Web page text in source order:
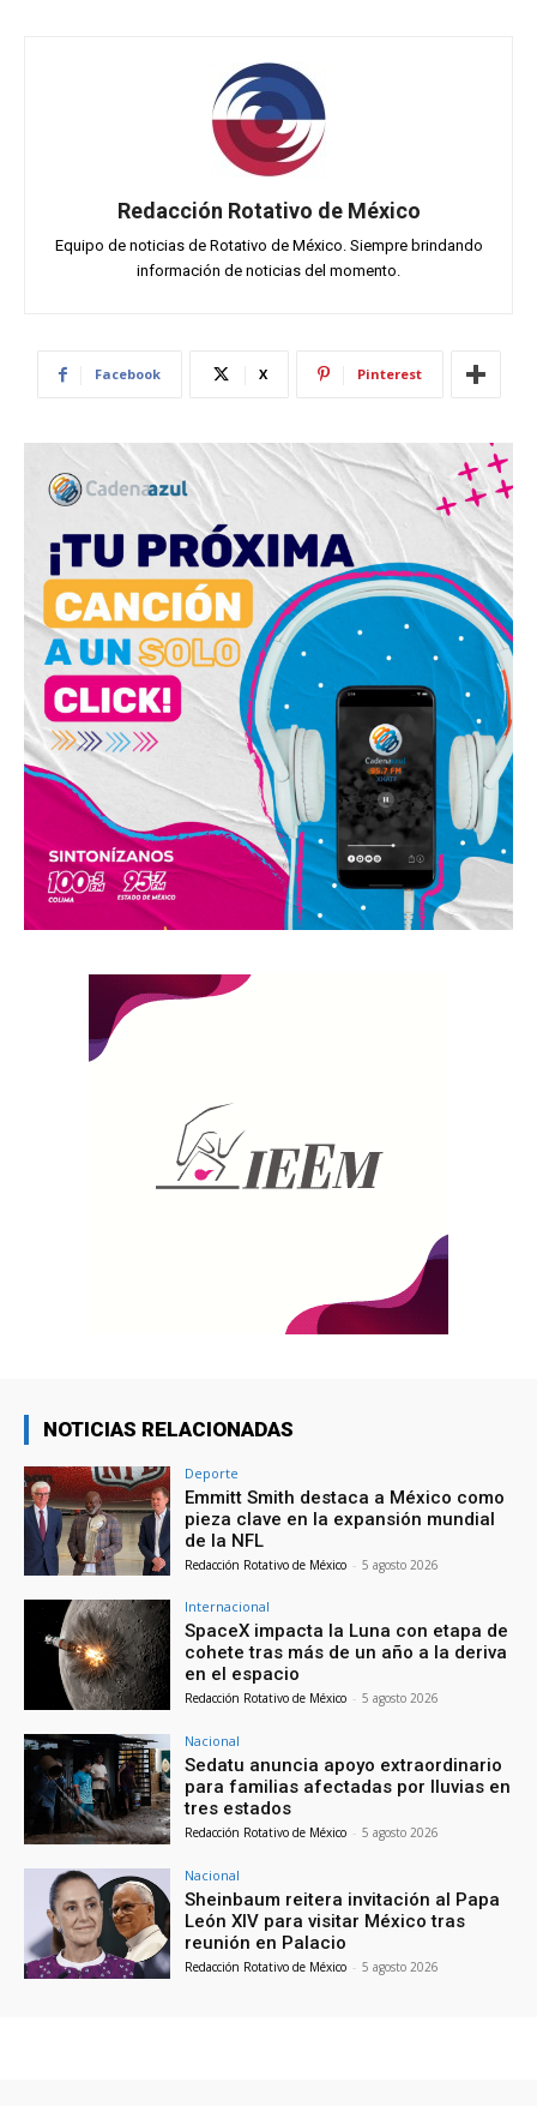
Redacción Rotativo de México
Equipo de noticias de Rotativo de México. Siempre brindando
información de noticias del momento.
Facebook X Pinterest
NOTICIAS RELACIONADAS
Deporte
Emmitt Smith destaca a México como
pieza clave en la expansión mundial
de la NFL
Redacción Rotativo de México - 5 agosto 2026
Internacional
SpaceX impacta la Luna con etapa de
cohete tras más de un año a la deriva
en el espacio
Redacción Rotativo de México - 5 agosto 2026
Nacional
Sedatu anuncia apoyo extraordinario
para familias afectadas por lluvias en
tres estados
Redacción Rotativo de México - 5 agosto 2026
Nacional
Sheinbaum reitera invitación al Papa
León XIV para visitar México tras
reunión en Palacio
Redacción Rotativo de México - 5 agosto 2026